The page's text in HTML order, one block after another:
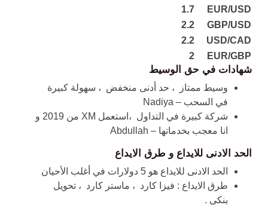
EUR/USD
1.7
GBP/USD
2.2
USD/CAD
2.2
EUR/GBP
2
شهادات في حق الوسيط
وسيط ممتاز
، حد أدنى منخفض ، سهولة كبيرة
في السحب – Nadiya
شركة كبيرة في التداول ،استعمل XM من 2019 و
انا معجب بخدماتها – Abdullah
الحد الادنى للايداع و طرق الايداع
الحد الادنى للايداع هو 5 دولارات في أغلب الأحيان
طرق الايداع : فيزا كارد ، ماستر كارد ، تحويل
بنكي .